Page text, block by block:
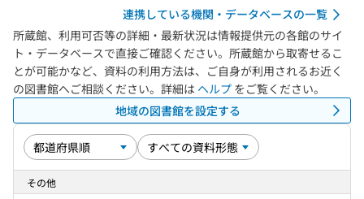
連携している機関・データベースの一覧
所蔵館、利用可否等の詳細・最新状況は情報提供元の各館のサイ
ト・データベースで直接ご確認ください。所蔵館から取寄せるこ
とが可能かなど、資料の利用方法は、ご自身が利用されるお近く
の図書館へご相談ください。詳細は ヘルプ をご覧ください。
地域の図書館を設定する
その他